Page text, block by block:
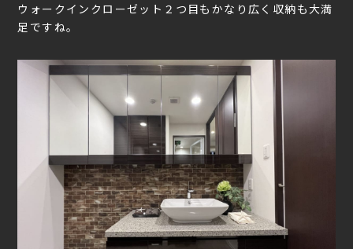
ウォークインクローゼット２つ目もかなり広く収納も大満
足ですね。